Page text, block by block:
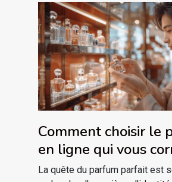
Comment choisir le
en ligne qui vous
?
La quête du parfum parfait est